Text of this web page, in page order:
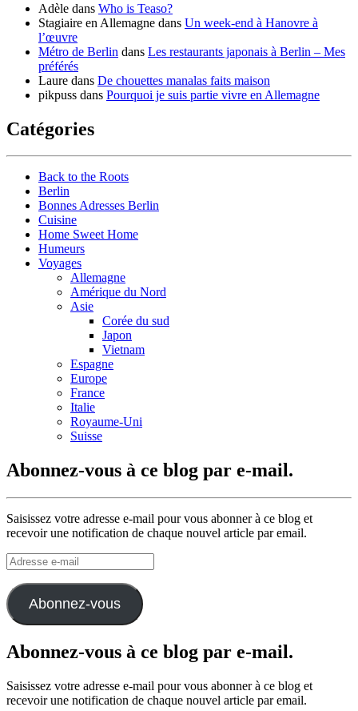
Adèle dans Who is Teaso?
Stagiaire en Allemagne dans Un week-end à Hanovre à
l’œuvre
Métro de Berlin dans Les restaurants japonais à Berlin – Mes
préférés
Laure dans De chouettes manalas faits maison
pikpuss dans Pourquoi je suis partie vivre en Allemagne
Catégories
Back to the Roots
Berlin
Bonnes Adresses Berlin
Cuisine
Home Sweet Home
Humeurs
Voyages
Allemagne
Amérique du Nord
Asie
Corée du sud
Japon
Vietnam
Espagne
Europe
France
Italie
Royaume-Uni
Suisse
Abonnez-vous à ce blog par e-mail.
Saisissez votre adresse e-mail pour vous abonner à ce blog et
recevoir une notification de chaque nouvel article par email.
Adresse
e-
mail
Abonnez-vous
Abonnez-vous à ce blog par e-mail.
Saisissez votre adresse e-mail pour vous abonner à ce blog et
recevoir une notification de chaque nouvel article par email.